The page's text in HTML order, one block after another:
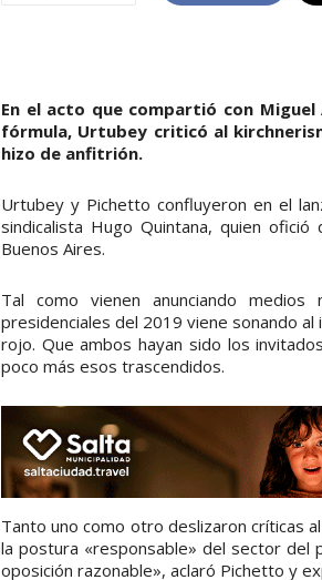
En el acto que compartió con
fórmula, Urtubey criticó al
hizo de anfitrión.
Urtubey y Pichetto confluyeron en el
sindicalista Hugo Quintana, quien
Buenos Aires.
Tal como vienen anunciando
presidenciales del 2019 viene sonando
rojo. Que ambos hayan sido los
poco más esos trascendidos.
Tanto uno como otro deslizaron críticas
la postura «responsable» del sector del
oposición razonable», aclaró Pichetto y